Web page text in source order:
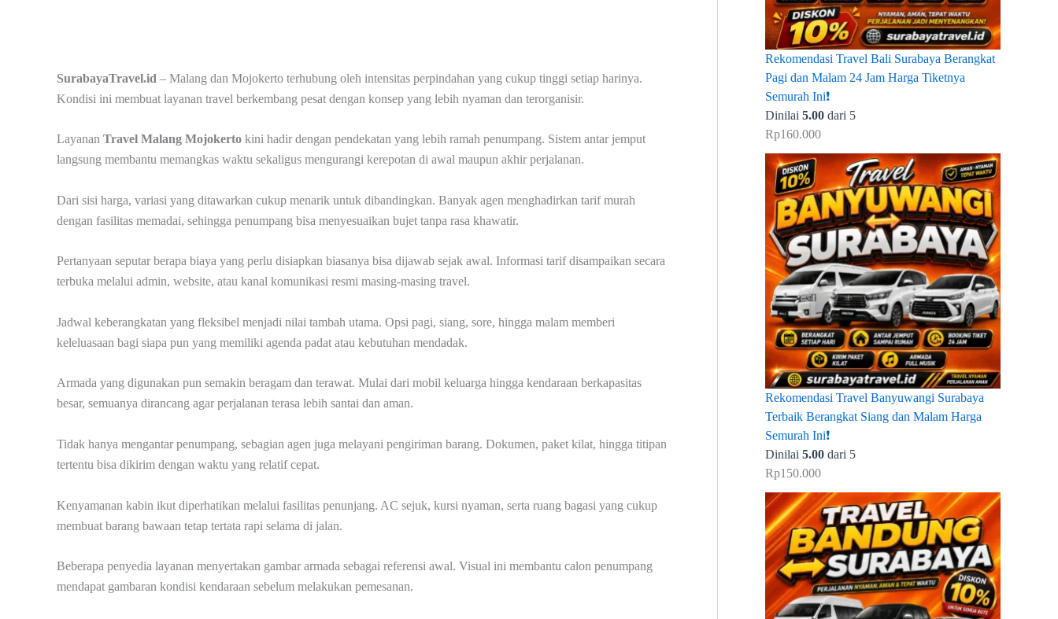
SurabayaTravel.id – Malang dan Mojokerto terhubung oleh intensitas perpindahan yang cukup tinggi setiap harinya.
Kondisi ini membuat layanan travel berkembang pesat dengan konsep yang lebih nyaman dan terorganisir.
Layanan Travel Malang Mojokerto kini hadir dengan pendekatan yang lebih ramah penumpang. Sistem antar jemput
langsung membantu memangkas waktu sekaligus mengurangi kerepotan di awal maupun akhir perjalanan.
Dari sisi harga, variasi yang ditawarkan cukup menarik untuk dibandingkan. Banyak agen menghadirkan tarif murah
dengan fasilitas memadai, sehingga penumpang bisa menyesuaikan bujet tanpa rasa khawatir.
Pertanyaan seputar berapa biaya yang perlu disiapkan biasanya bisa dijawab sejak awal. Informasi tarif disampaikan secara
terbuka melalui admin, website, atau kanal komunikasi resmi masing-masing travel.
Jadwal keberangkatan yang fleksibel menjadi nilai tambah utama. Opsi pagi, siang, sore, hingga malam memberi
keleluasaan bagi siapa pun yang memiliki agenda padat atau kebutuhan mendadak.
Armada yang digunakan pun semakin beragam dan terawat. Mulai dari mobil keluarga hingga kendaraan berkapasitas
besar, semuanya dirancang agar perjalanan terasa lebih santai dan aman.
Tidak hanya mengantar penumpang, sebagian agen juga melayani pengiriman barang. Dokumen, paket kilat, hingga titipan
tertentu bisa dikirim dengan waktu yang relatif cepat.
Kenyamanan kabin ikut diperhatikan melalui fasilitas penunjang. AC sejuk, kursi nyaman, serta ruang bagasi yang cukup
membuat barang bawaan tetap tertata rapi selama di jalan.
Beberapa penyedia layanan menyertakan gambar armada sebagai referensi awal. Visual ini membantu calon penumpang
mendapat gambaran kondisi kendaraan sebelum melakukan pemesanan.
Rekomendasi Travel Bali Surabaya Berangkat
Pagi dan Malam 24 Jam Harga Tiketnya
Semurah Ini❗
Dinilai 5.00 dari 5
Rp160.000
Rekomendasi Travel Banyuwangi Surabaya
Terbaik Berangkat Siang dan Malam Harga
Semurah Ini❗
Dinilai 5.00 dari 5
Rp150.000